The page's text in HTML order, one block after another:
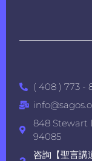
( 408 ) 773 -
848 Stewart
94085
咨詢【聖言講